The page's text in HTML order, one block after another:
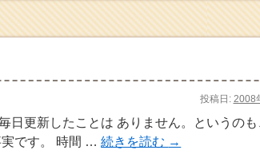
投稿日: 2008
日更新したことは ありません。というの
実です。 時間 …続きを読む →